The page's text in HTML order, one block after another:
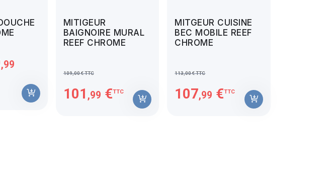
,99
MITIGEUR
BAIGNOIRE MURAL
REEF CHROME
109,00 € TTC
101 ,99 €TTC
MITGEUR CUISINE
BEC MOBILE REEF
CHROME
113,00 € TTC
107,99 €TTC